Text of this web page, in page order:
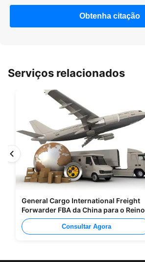
Obtenha citação
Serviços relacionados
General Cargo International Freight
Forwarder FBA da China para o Reino
Unido Itália Portugal
Consultar Agora